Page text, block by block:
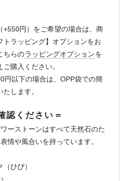
+550円）をご希望の場合は、商
トラッピング】オプションをお
ちらのラッピングオプションを
購入ください。
円以下の場合は、OPP袋での簡
します。
認ください＝
ーストーンはすべて天然石のた
情や風合いを持っています。
ひび）